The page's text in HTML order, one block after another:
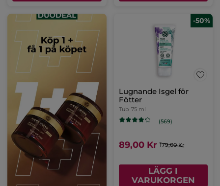
-50%
Lugnande Isgel för
Fötter
Tub 75 ml
(569)
89,00 Kr 179,00 Kr
LÄGG I
VARUKORGEN